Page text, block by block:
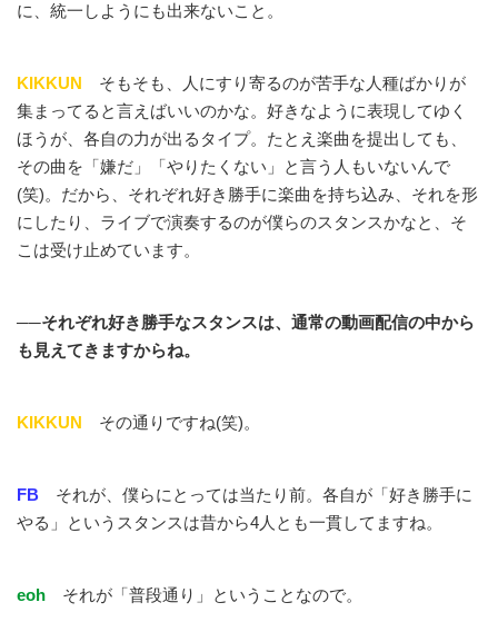
に、統一しようにも出来ないこと。
KIKKUN
そもそも、人にすり寄るのが苦手な人種ばかりが
集まってると言えばいいのかな。好きなように表現してゆく
ほうが、各自の力が出るタイプ。たとえ楽曲を提出しても、
その曲を「嫌だ」「やりたくない」と言う人もいないんで
(笑)。だから、それぞれ好き勝手に楽曲を持ち込み、それを形
にしたり、ライブで演奏するのが僕らのスタンスかなと、そ
こは受け止めています。
──それぞれ好き勝手なスタンスは、通常の動画配信の中から
も見えてきますからね。
KIKKUN その通りですね(笑)。
FB それが、僕らにとっては当たり前。各自が「好き勝手に
やる」というスタンスは昔から4人とも一貫してますね。
eoh それが「普段通り」ということなので。